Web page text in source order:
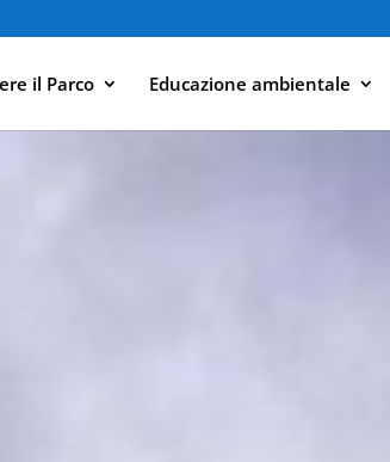
il Parco Educazione ambientale